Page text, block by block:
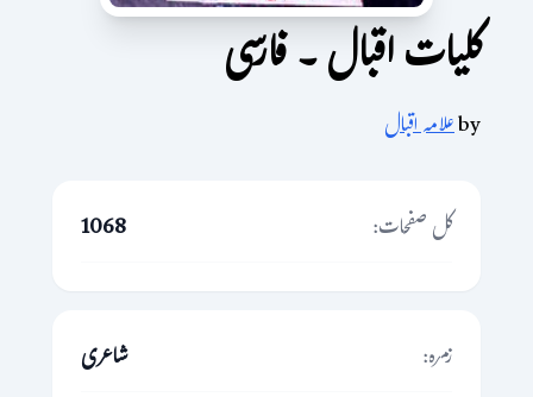
کلیات اقبال ۔ فارسی
byعلامہ اقبال
کل صفحات:
1068
زمرہ:
شاعری